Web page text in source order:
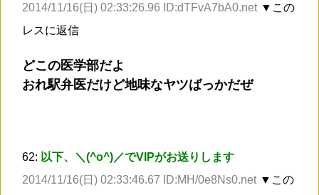
2014/11/16(日) 02:33:26.96 ID:dTFvA7bA0.net ▼この
レスに返信
どこの医学部だよ
おれ駅弁医だけど地味なヤツばっかだぜ
62: 以下、＼(^o^)／でVIPがお送りします
2014/11/16(日) 02:33:46.67 ID:MH/0e8Ns0.net ▼この